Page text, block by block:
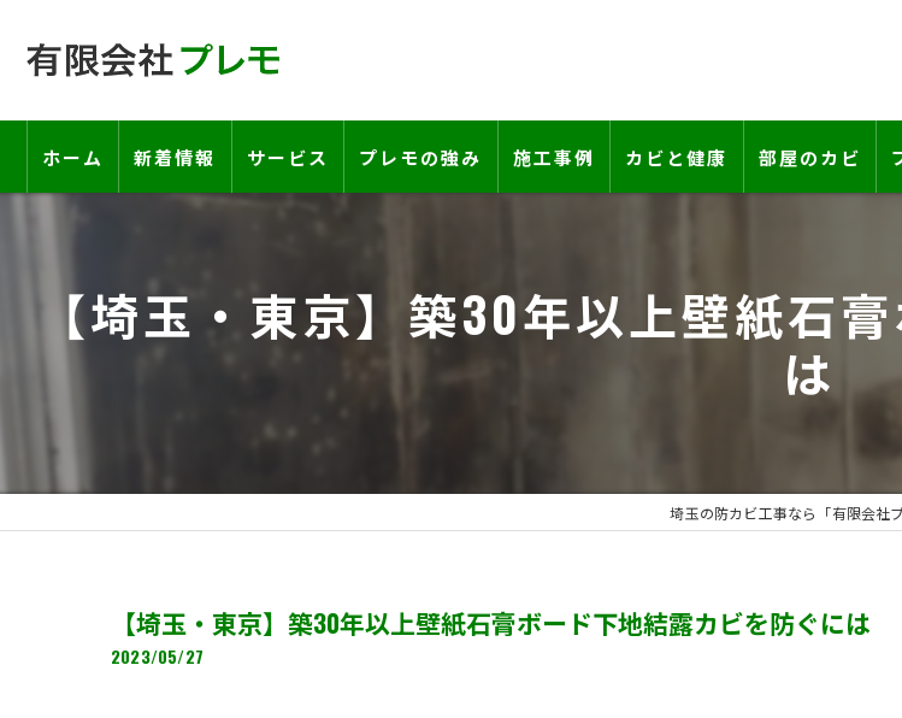
ホーム 新着情報 サービス
お客様の声
プレモの強み 施工事例 カビと健康 部屋のカビ
壁紙下地防カビ
壁紙カビ・壁紙
カビと結露対策
押入れ・収納・
【埼玉・東京】築30年以上壁紙石
は
埼玉の防カビ工事なら「有限会社プ
【埼玉・東京】築30年以上壁紙石膏ボード下地結露カビを防ぐには
2023/05/27